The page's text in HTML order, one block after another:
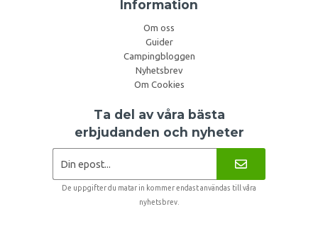
Information
Om oss
Guider
Campingbloggen
Nyhetsbrev
Om Cookies
Ta del av våra bästa
erbjudanden och nyheter
De uppgifter du matar in kommer endast användas till våra
nyhetsbrev.